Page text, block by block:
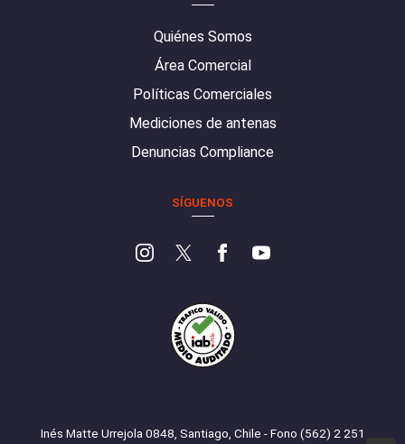
Quiénes Somos
Área Comercial
Políticas Comerciales
Mediciones de antenas
Denuncias Compliance
SÍGUENOS
Inés Matte Urrejola 0848, Santiago, Chile - Fono (562) 2 251